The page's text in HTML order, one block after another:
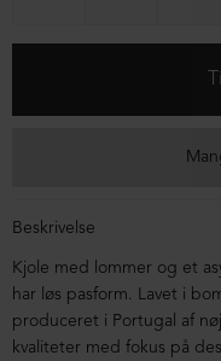
Beskrivelse
Kjole med lommer og et
har løs pasform. Lavet i
produceret i Portugal af
kvaliteter med fokus på